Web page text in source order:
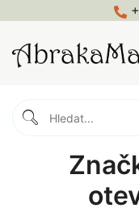
content